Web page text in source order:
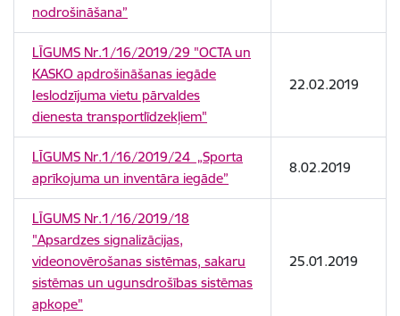
nodrošināšana”
LĪGUMS Nr.1/16/2019/29 "OCTA un
KASKO apdrošināšanas iegāde
Ieslodzījuma vietu pārvaldes
dienesta transportlīdzekļiem"
22.02.2019
LĪGUMS Nr.1/16/2019/24 „Sporta
aprīkojuma un inventāra iegāde”
8.02.2019
LĪGUMS Nr.1/16/2019/18
"Apsardzes signalizācijas,
videonovērošanas sistēmas, sakaru
sistēmas un ugunsdrošības sistēmas
apkope"
25.01.2019